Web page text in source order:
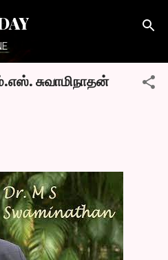
content
சுவாமிநாதன்